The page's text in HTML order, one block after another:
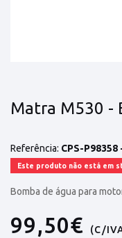
Matra M530 -
Referência: CPS-P98358
Este produto não está em
Bomba de água para
99,50€ (C/